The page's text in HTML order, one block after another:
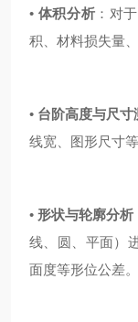
• 体积分析 ：对
积、材料损失量
• 台阶高度与尺寸
线宽、图形尺寸等
• 形状与轮廓分析
线、圆、平面）
面度等形位公差。